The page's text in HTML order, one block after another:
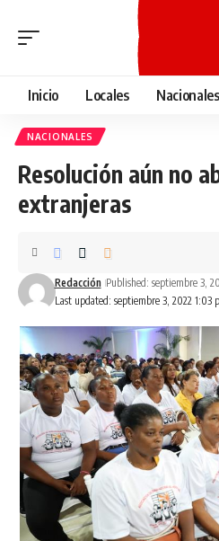
Inicio Locales Nacionales
NACIONALES
Resolución aún no
extranjeras
Last updated: septiembre 3, 2022 1:03
Redacción Published: septiembre 3,